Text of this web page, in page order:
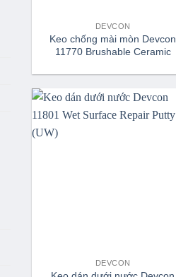
DEVCON
Keo chống mài mòn Devcon
11770 Brushable Ceramic
DEVCON